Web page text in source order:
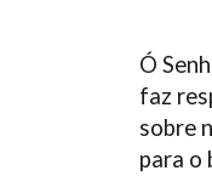
Ó
faz
sobre
para o